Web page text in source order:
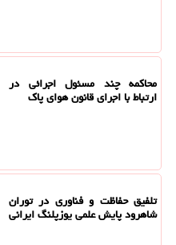
محاکمه چند مسئول اجرائی در
ارتباط با اجرای قانون هوای پاک
تلفیق حفاظت و فناوری در توران
شاهرود پایش علمی یوزپلنگ ایرانی